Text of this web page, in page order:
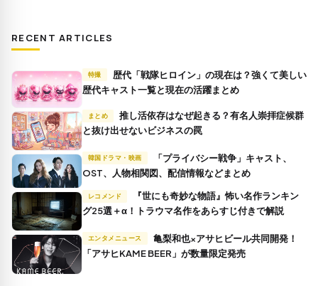
RECENT ARTICLES
特撮
歴代キャスト一覧と現在の活躍まとめ
まとめ
推し活依存はなぜ起きる？有名人崇拝症候群
と抜け出せないビジネスの罠
韓国ドラマ・映画
OST、人物相関図、配信情報などまとめ
レコメンド
グ25選＋α！トラウマ名作をあらすじ付きで解説
エンタメニュース
「アサヒKAME BEER」が数量限定発売